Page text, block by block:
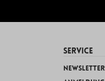
SERVICE
Newsletter